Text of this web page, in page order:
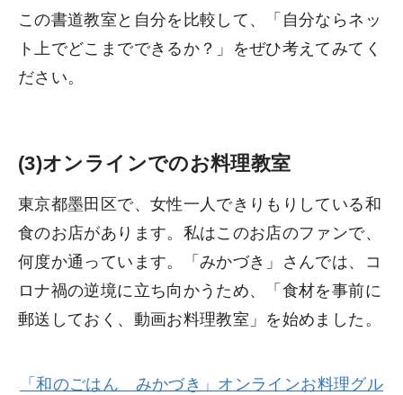
この書道教室と自分を比較して、「自分ならネッ
ト上でどこまでできるか？」をぜひ考えてみてく
ださい。
(3)オンラインでのお料理教室
東京都墨田区で、女性一人できりもりしている和
食のお店があります。私はこのお店のファンで、
何度か通っています。「みかづき」さんでは、コ
ロナ禍の逆境に立ち向かうため、「食材を事前に
郵送しておく、動画お料理教室」を始めました。
「和のごはん みかづき」オンラインお料理グル